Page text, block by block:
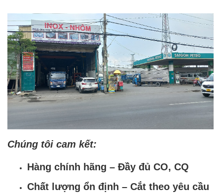
Chúng tôi cam kết:
Hàng chính hãng – Đầy đủ CO, CQ
Chất lượng ổn định – Cắt theo yêu cầu